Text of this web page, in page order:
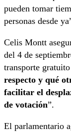
pueden tomar
personas desde
Celis Montt
del 4 de
transporte
respecto y qué
facilitar el
de votación”.
El parlamentario